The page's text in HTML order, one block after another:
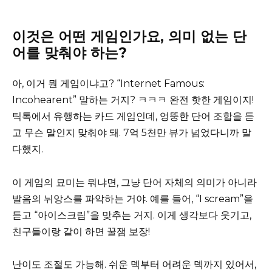
이것은 어떤 게임인가요, 의미 없는 단
어를 맞춰야 하는?
아, 이거 뭔 게임이냐고? “Internet Famous:
Incohearent” 말하는 거지? ㅋㅋㅋ 완전 핫한 게임이지!
틱톡에서 유행하는 카드 게임인데, 엉뚱한 단어 조합을 듣
고 무슨 말인지 맞춰야 돼. 7억 5천만 뷰가 넘었다니까 말
다했지.
이 게임의 묘미는 뭐냐면, 그냥 단어 자체의 의미가 아니라
발음의 뉘앙스를 파악하는 거야. 예를 들어, “I scream”을
듣고 “아이스크림”을 맞추는 거지. 이게 생각보다 웃기고,
친구들이랑 같이 하면 꿀잼 보장!
난이도 조절도 가능해. 쉬운 덱부터 어려운 덱까지 있어서,